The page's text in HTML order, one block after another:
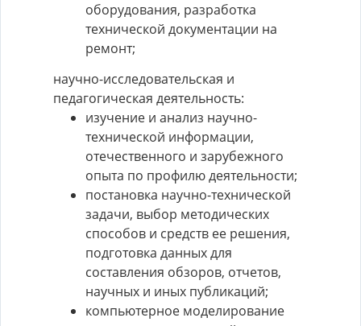
оборудования, разработка
технической документации на
ремонт;
научно-исследовательская и
педагогическая деятельность:
изучение и анализ научно-
технической информации,
отечественного и зарубежного
опыта по профилю деятельности;
постановка научно-технической
задачи, выбор методических
способов и средств ее решения,
подготовка данных для
составления обзоров, отчетов,
научных и иных публикаций;
компьютерное моделирование